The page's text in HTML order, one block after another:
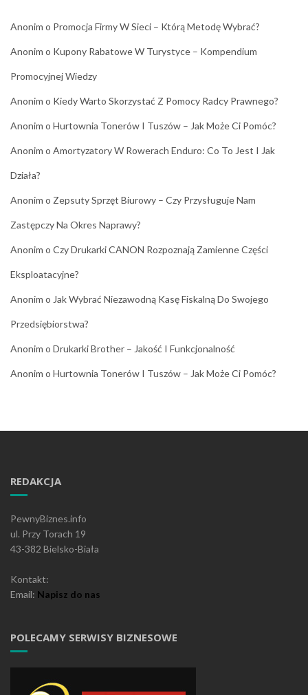
Anonim o Promocja Firmy W Sieci – Którą Metodę Wybrać?
Anonim o Kupony Rabatowe W Turystyce – Kompendium
Promocyjnej Wiedzy
Anonim o Kiedy Warto Skorzystać Z Pomocy Radcy Prawnego?
Anonim o Hurtownia Tonerów I Tuszów – Jak Może Ci Pomóc?
Anonim o Amortyzatory W Rowerach Enduro: Co To Jest I Jak
Działa?
Anonim o Zepsuty Sprzęt Biurowy – Czy Przysługuje Nam
Zastępczy Na Okres Naprawy?
Anonim o Czy Drukarki CANON Rozpoznają Zamienne Części
Eksploatacyjne?
Anonim o Jak Wybrać Niezawodną Kasę Fiskalną Do Swojego
Przedsiębiorstwa?
Anonim o Drukarki Brother – Jakość I Funkcjonalność
Anonim o Hurtownia Tonerów I Tuszów – Jak Może Ci Pomóc?
REDAKCJA
PewnyBiznes.info
ul. Przy Torach 19
43-382 Bielsko-Biała
Kontakt:
Email: Napisz do nas
POLECAMY SERWISY BIZNESOWE